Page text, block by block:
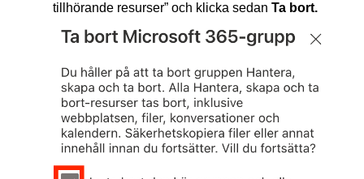
tillhörande resurser” och klicka sedan Ta bort.